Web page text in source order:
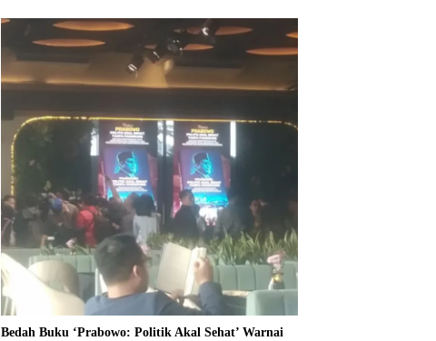
Bedah Buku ‘Prabowo: Politik Akal Sehat’ Warnai